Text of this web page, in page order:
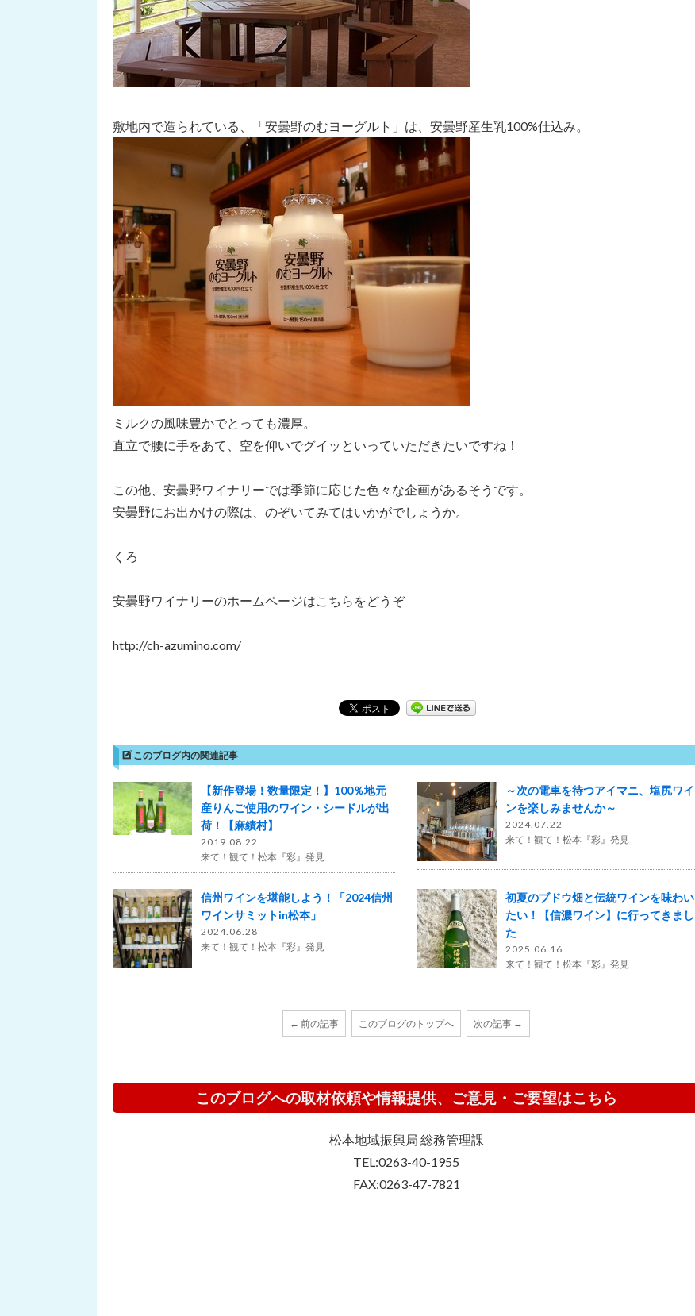
敷地内で造られている、「安曇野のむヨーグルト」は、安曇野産生乳100%仕込み。
ミルクの風味豊かでとっても濃厚。
直立で腰に手をあて、空を仰いでグイッといっていただきたいですね！
この他、安曇野ワイナリーでは季節に応じた色々な企画があるそうです。
安曇野にお出かけの際は、のぞいてみてはいかがでしょうか。
くろ
安曇野ワイナリーのホームページはこちらをどうぞ
http://ch-azumino.com/
このブログ内の関連記事
【新作登場！数量限定！】100％地元
産りんご使用のワイン・シードルが出
荷！【麻績村】
2019.08.22
来て！観て！松本『彩』発見
～次の電車を待つアイマニ、塩尻ワイ
ンを楽しみませんか～
2024.07.22
来て！観て！松本『彩』発見
信州ワインを堪能しよう！「2024信州
ワインサミットin松本」
2024.06.28
来て！観て！松本『彩』発見
初夏のブドウ畑と伝統ワインを味わい
たい！【信濃ワイン】に行ってきまし
た
2025.06.16
来て！観て！松本『彩』発見
← 前の記事 このブログのトップへ 次の記事 →
このブログへの取材依頼や情報提供、ご意見・ご要望はこちら
松本地域振興局 総務管理課
TEL:0263-40-1955
FAX:0263-47-7821